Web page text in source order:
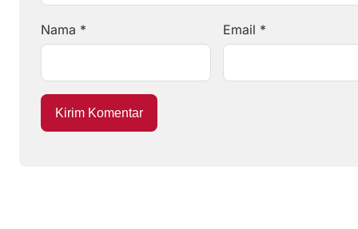
Nama * Email *